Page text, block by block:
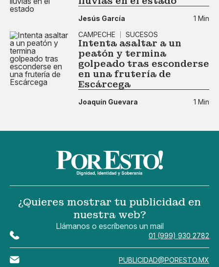
Jesús García
1 Min
CAMPECHE
SUCESOS
Intenta asaltar a un
peatón y termina
golpeado tras esconderse
en una frutería de
Escárcega
Joaquín Guevara 1 Min
¿Quieres mostrar tu publicidad en
nuestra web?
Llámanos o escríbenos un mail
01 (999) 930 2782
PUBLICIDAD@PORESTO.MX